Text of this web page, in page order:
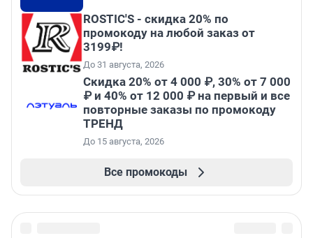
ROSTIC'S - скидка 20% по
промокоду на любой заказ от
3199₽!
До 31 августа, 2026
Скидка 20% от 4 000 ₽, 30% от 7 000
₽ и 40% от 12 000 ₽ на первый и все
повторные заказы по промокоду
ТРЕНД
До 15 августа, 2026
Все промокоды